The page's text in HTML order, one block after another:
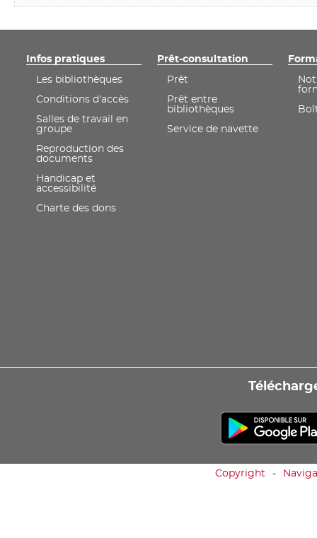
Infos pratiques
Les bibliothèques
Conditions d'accès
Salles de travail en
groupe
Reproduction des
documents
Handicap et
accessibilité
Charte des dons
Prêt-consultation
Prêt
Prêt entre
bibliothèques
Service de navette
Copyright